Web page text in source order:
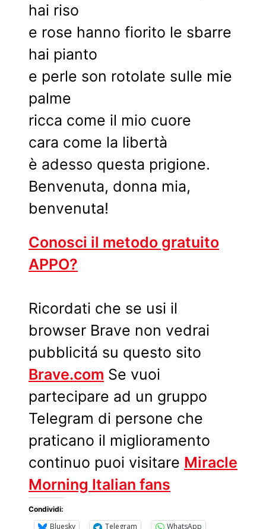
hai riso
e rose hanno fiorito le sbarre
hai pianto
e perle son rotolate sulle mie
palme
ricca come il mio cuore
cara come la libertà
è adesso questa prigione.
Benvenuta, donna mia,
benvenuta!
Conosci il metodo gratuito
APPO?
Ricordati che se usi il
browser Brave non vedrai
pubblicitá su questo sito
Brave.com Se vuoi
partecipare ad un gruppo
Telegram di persone che
praticano il miglioramento
continuo puoi visitare Miracle
Morning Italian fans
Condividi:
Bluesky Telegram WhatsApp